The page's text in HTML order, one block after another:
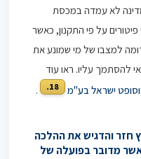
לא עמדה במכסת
על פי התקנון, כאשר
למצבו של מי שמונע את
להסתמך עליו. ראו עוד
ישראל בע"מ 18.
.
חזר והדגיש את ההלכה
מדובר בפועלה של